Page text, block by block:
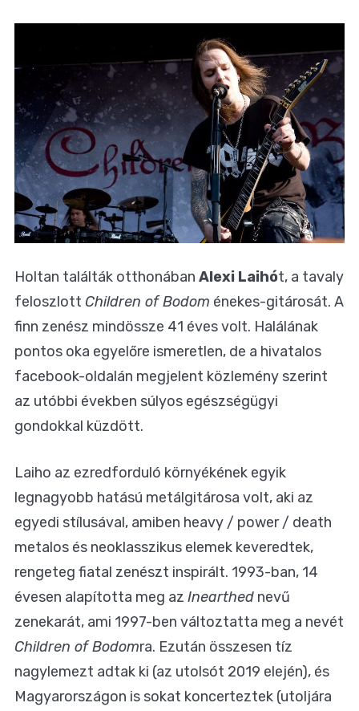
Holtan találták otthonában Alexi Laihót, a tavaly
feloszlott Children of Bodom énekes-gitárosát. A
finn zenész mindössze 41 éves volt. Halálának
pontos oka egyelőre ismeretlen, de a hivatalos
facebook-oldalán megjelent közlemény szerint
az utóbbi években súlyos egészségügyi
gondokkal küzdött.
Laiho az ezredforduló környékének egyik
legnagyobb hatású metálgitárosa volt, aki az
egyedi stílusával, amiben heavy / power / death
metalos és neoklasszikus elemek keveredtek,
rengeteg fiatal zenészt inspirált. 1993-ban, 14
évesen alapította meg az Inearthed nevű
zenekarát, ami 1997-ben változtatta meg a nevét
Children of Bodomra. Ezután összesen tíz
nagylemezt adtak ki (az utolsót 2019 elején), és
Magyarországon is sokat koncerteztek (utoljára